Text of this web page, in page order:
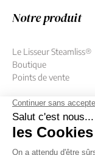
Notre produit
Le Lisseur Steamliss®
Boutique
Points de vente
Découvrir